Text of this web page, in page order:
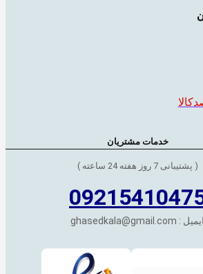
خدمات مشتریان
( پشتیبانی 7 روز هفته 24 ساعته )
ایمیل : ghasedkala@gmail.com